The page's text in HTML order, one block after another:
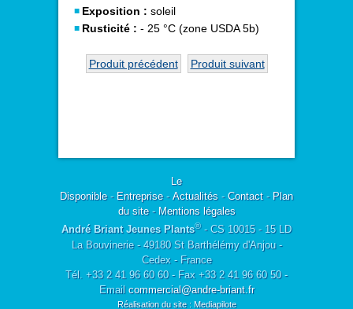
Exposition : soleil
Rusticité : - 25 °C (zone USDA 5b)
Produit précédent Produit suivant
Le
Disponible- Entreprise- Actualités - Contact- Plan
du site- Mentions légales
André Briant Jeunes Plants®- CS 10015 - 15 LD
La Bouvinerie - 49180 St Barthélémy d'Anjou -
Cedex - France
Tél. +33 2 41 96 60 60 - Fax +33 2 41 96 60 50 -
Email commercial@andre-briant.fr
Réalisation du site : Mediapilote